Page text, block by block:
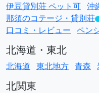
伊豆貸別荘 ペット可 沖
那須のコテージ・貸別荘
口コミ・レビュー ペン
北海道・東北
北海道 東北地方 青森
北関東